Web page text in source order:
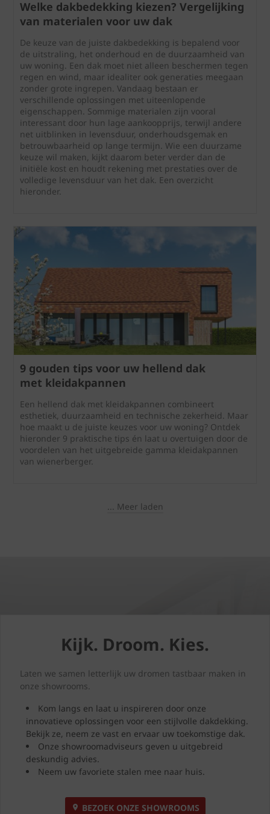
Welke dakbedekking kiezen? Vergelijking
van materialen voor uw dak
De keuze van de juiste dakbedekking is bepalend voor
de uitstraling, het onderhoud en de duurzaamheid van
uw woning. Een dak moet niet alleen beschermen tegen
regen en wind, maar idealiter ook generaties meegaan
zonder grote ingrepen. Vandaag bestaan er
verschillende oplossingen met uiteenlopende
eigenschappen. Sommige materialen zijn vooral
interessant door hun lage aankoopprijs, terwijl andere
net uitblinken in levensduur, onderhoudsgemak en
betrouwbaarheid op lange termijn. Wie een duurzame
keuze wil maken, kijkt daarom beter verder dan de
initiële kost en houdt rekening met prestaties over de
volledige levensduur van het dak. Een overzicht
hieronder.
9 gouden tips voor uw hellend dak
met kleidakpannen
Een hellend dak met kleidakpannen combineert
esthetiek, duurzaamheid en technische zekerheid. Maar
hoe maakt u de juiste keuzes voor uw woning? Ontdek
hieronder 9 praktische tips én laat u overtuigen door de
voordelen van het uitgebreide gamma kleidakpannen
van wienerberger.
... Meer laden
Kijk. Droom. Kies.
Laten we samen letterlijk uw dromen tastbaar maken in
onze showrooms.
Kom langs en laat u inspireren door onze
innovatieve oplossingen voor een stijlvolle dakdekking.
Bekijk ze, neem ze vast en ervaar uw toekomstige dak.
Onze showroomadviseurs geven u uitgebreid
deskundig advies.
Neem uw favoriete stalen mee naar huis.
BEZOEK ONZE SHOWROOMS